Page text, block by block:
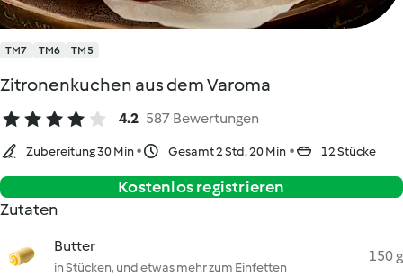
TM7 TM6 TM5
Zitronenkuchen aus dem Varoma
4.2 587 Bewertungen
Zubereitung 30 Min Gesamt 2 Std. 20 Min 12 Stücke
Kostenlos registrieren
Zutaten
Butter
in Stücken, und etwas mehr zum Einfetten
150 g